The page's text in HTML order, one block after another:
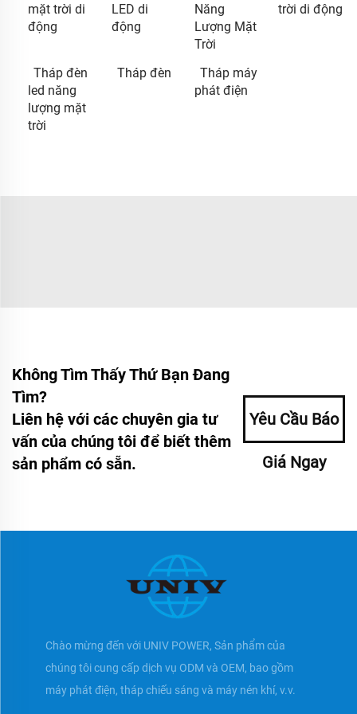
mặt trời di
động
LED di
động
Năng
Lượng Mặt
Trời
trời di động
Tháp đèn
led năng
lượng mặt
trời
Tháp đèn
Tháp máy
phát điện
Không Tìm Thấy Thứ Bạn Đang
Tìm?
Liên hệ với các chuyên gia tư
vấn của chúng tôi để biết thêm
sản phẩm có sẵn.
Yêu Cầu Báo
Giá Ngay
Chào mừng đến với UNIV POWER, Sản phẩm của
chúng tôi cung cấp dịch vụ ODM và OEM, bao gồm
máy phát điện, tháp chiếu sáng và máy nén khí, v.v.